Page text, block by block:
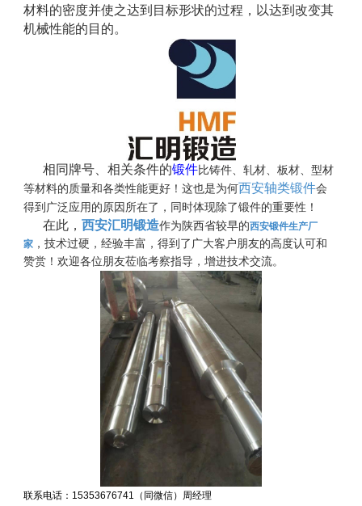
材料的密度并使之达到目标形状的过程，以达到改变其
机械性能的目的。
相同牌号、相关条件的锻件比铸件、轧材、板材、型材
等材料的质量和各类性能更好！这也是为何西安轴类锻件会
得到广泛应用的原因所在了，同时体现除了锻件的重要性！
在此，西安汇明锻造作为陕西省较早的西安锻件生产厂
家 ，技术过硬，经验丰富，得到了广大客户朋友的高度认可和
赞赏！欢迎各位朋友莅临考察指导，增进技术交流。
联系电话： 15353676741 （同微信）周经理